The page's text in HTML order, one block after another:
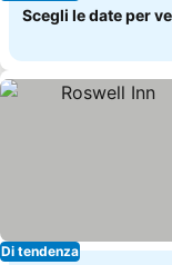
Scegli le date per
Di tendenza